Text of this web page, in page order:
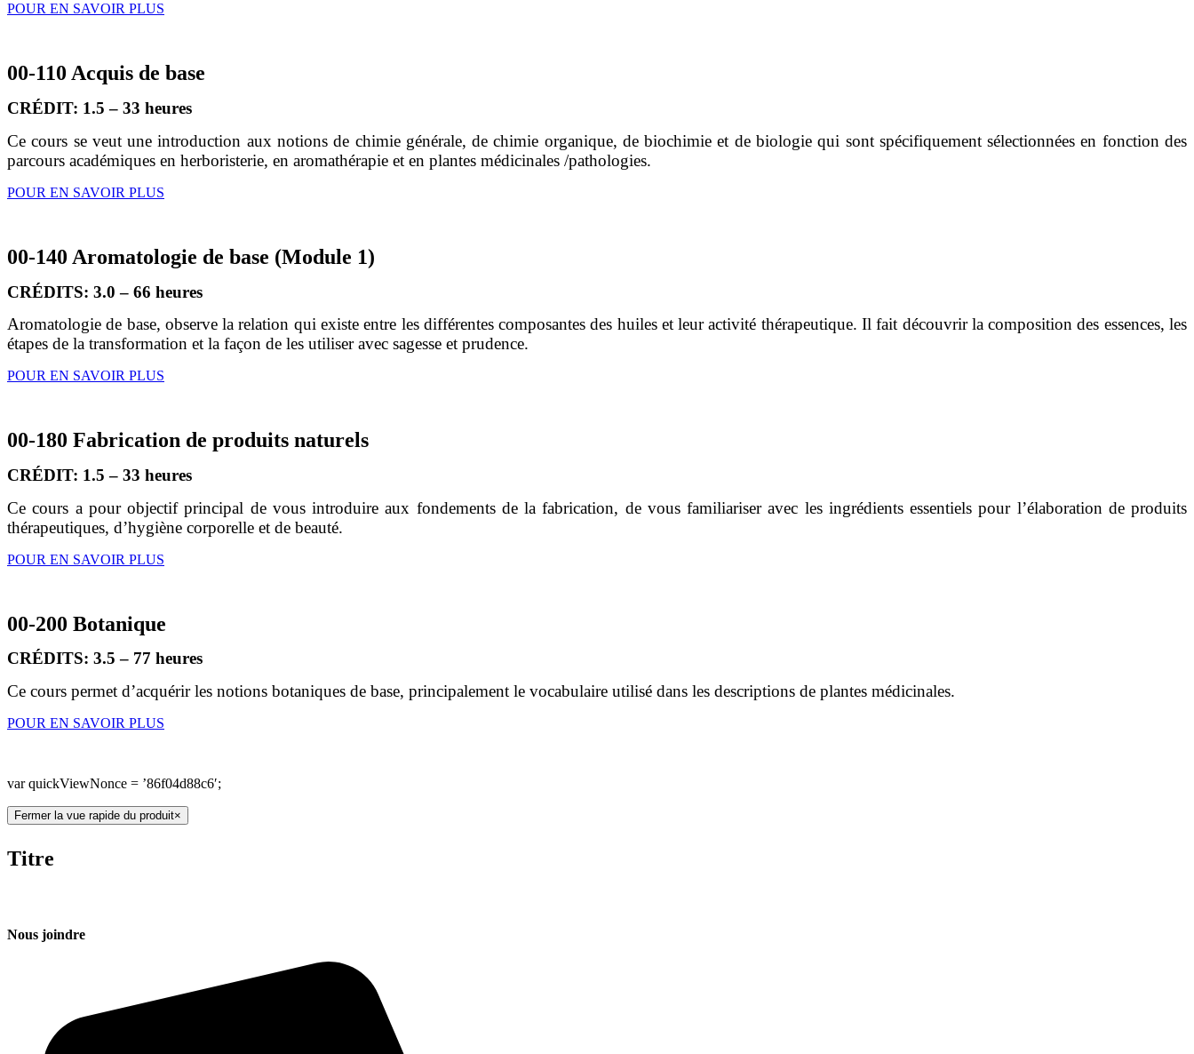
POUR EN SAVOIR PLUS
00-110 Acquis de base
CRÉDIT: 1.5 – 33 heures
Ce cours se veut une introduction aux notions de chimie générale, de chimie organique, de biochimie et de biologie qui sont spécifiquement sélectionnées en fonction des
parcours académiques en herboristerie, en aromathérapie et en plantes médicinales /pathologies.
POUR EN SAVOIR PLUS
00-140 Aromatologie de base (Module 1)
CRÉDITS: 3.0 – 66 heures
Aromatologie de base, observe la relation qui existe entre les différentes composantes des huiles et leur activité thérapeutique. Il fait découvrir la composition des essences, les
étapes de la transformation et la façon de les utiliser avec sagesse et prudence.
POUR EN SAVOIR PLUS
00-180 Fabrication de produits naturels
CRÉDIT: 1.5 – 33 heures
Ce cours a pour objectif principal de vous introduire aux fondements de la fabrication, de vous familiariser avec les ingrédients essentiels pour l’élaboration de produits
thérapeutiques, d’hygiène corporelle et de beauté.
POUR EN SAVOIR PLUS
00-200 Botanique
CRÉDITS: 3.5 – 77 heures
Ce cours permet d’acquérir les notions botaniques de base, principalement le vocabulaire utilisé dans les descriptions de plantes médicinales.
POUR EN SAVOIR PLUS
var quickViewNonce = ’86f04d88c6′;
Fermer la vue rapide du produit×
Titre
Nous joindre